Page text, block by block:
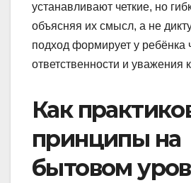
устанавливают четкие, но
объясняя их смысл, а не
подход формирует у ребёнка
ответственности и
Как
принципы на
бытовом